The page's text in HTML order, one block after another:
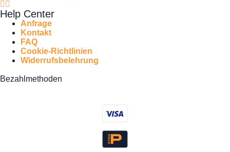
Help Center
Anfrage
Kontakt
FAQ
Cookie-Richtlinien
Widerrufsbelehrung
Bezahlmethoden